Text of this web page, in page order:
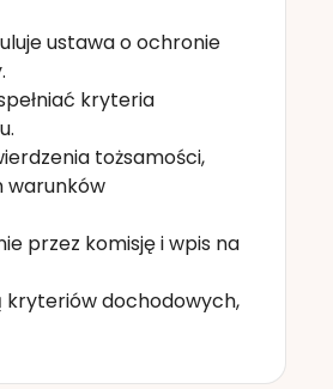
ustawa o ochronie
kryteria
tożsamości,
warunków
przez komisję i wpis na
kryteriów dochodowych,